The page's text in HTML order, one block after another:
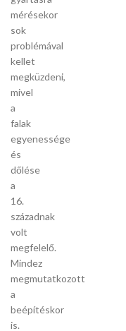
mérésekor
sok
problémával
kellet
megküzdeni,
mivel
a
falak
egyenessége
és
dőlése
a
16.
századnak
volt
megfelelő.
Mindez
megmutatkozott
a
beépítéskor
is.